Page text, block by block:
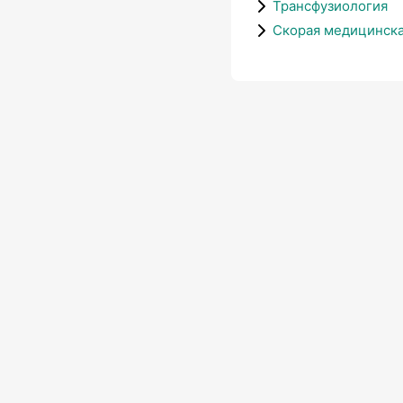
Трансфузиология
Скорая